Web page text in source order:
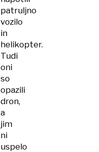
patruljno
vozilo
in
helikopter.
Tudi
oni
so
opazili
dron,
a
jim
ni
uspelo